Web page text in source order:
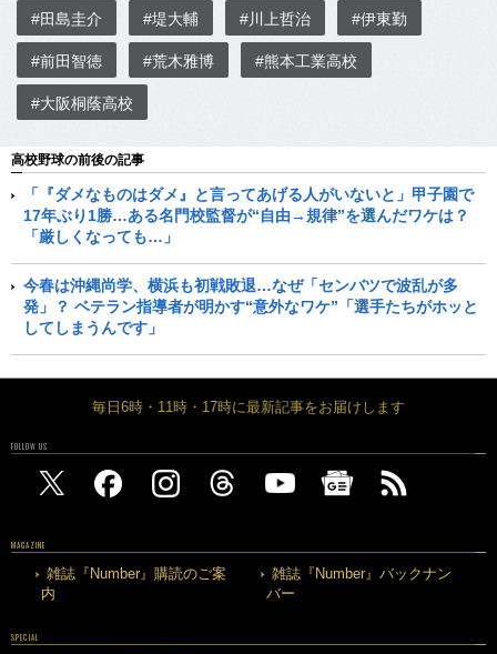
#田島圭介 #堤大輔 #川上哲治 #伊東勤
#前田智徳 #荒木雅博 #熊本工業高校
#大阪桐蔭高校
高校野球の前後の記事
「『ダメなものはダメ』と言ってあげる人がいないと」甲子園で
17年ぶり1勝…ある名門校監督が“自由→規律”を選んだワケは？
「厳しくなっても…」
今春は沖縄尚学、横浜も初戦敗退…なぜ「センバツで波乱が多
発」？ ベテラン指導者が明かす“意外なワケ”「選手たちがホッと
してしまうんです」
毎日6時・11時・17時に最新記事をお届けします
FOLLOW US
MAGAZINE
雑誌『Number』購読のご案
内
雑誌『Number』バックナン
バー
SPECIAL